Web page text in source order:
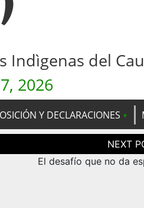
Indìgenas del
2026
Y DECLARACIONES
El desafío que no da